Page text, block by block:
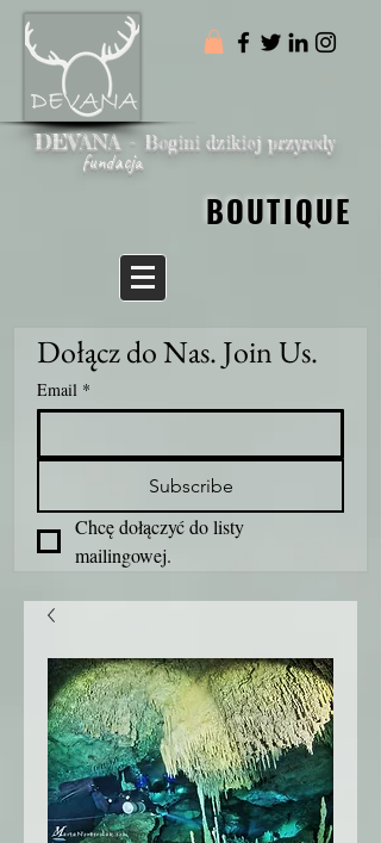
fundacja
DEVANA - Bogini dzikiej przyrody
BOUTIQUE
BOUTIQUE
Dołącz do Nas. Join Us.
Email *
Subscribe
Chcę dołączyć do listy
mailingowej.